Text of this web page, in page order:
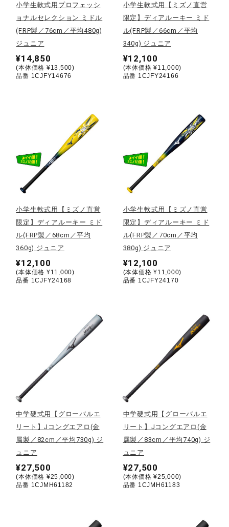
陸上競技
卓球
ウィンタースポーツ
ワーキング
ライフスタイルグッズ
寝具／ミズノスリープ
サポーター
健康／エクササイズ
小学生軟式用プロフェッシ
ョナルセレクション ミドル
(FRP製／76cm／平均480g)
ジュニア
¥14,850
(本体価格 ¥13,500)
品番 1CJFY14676
小学生軟式用【ミズノ直営
限定】ディアルーキー ミド
ル(FRP製／66cm／平均
340g) ジュニア
¥12,100
(本体価格 ¥11,000)
品番 1CJFY24166
小学生軟式用【ミズノ直営
限定】ディアルーキー ミド
ル(FRP製／68cm／平均
360g) ジュニア
¥12,100
(本体価格 ¥11,000)
品番 1CJFY24168
小学生軟式用【ミズノ直営
限定】ディアルーキー ミド
ル(FRP製／70cm／平均
380g) ジュニア
¥12,100
(本体価格 ¥11,000)
品番 1CJFY24170
中学硬式用【グローバルエ
リート】Jコングエアロ(金
属製／82cm／平均730g) ジ
ュニア
¥27,500
(本体価格 ¥25,000)
品番 1CJMH61182
中学硬式用【グローバルエ
リート】Jコングエアロ(金
属製／83cm／平均740g) ジ
ュニア
¥27,500
(本体価格 ¥25,000)
品番 1CJMH61183